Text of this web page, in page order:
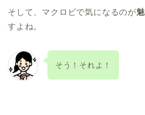
そして、マクロビで気になるのが
すよね。
そう！それよ！